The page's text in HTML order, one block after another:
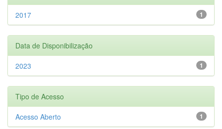
1
2017
Data de Disponibilização
1
2023
Tipo de Acesso
1
Acesso Aberto